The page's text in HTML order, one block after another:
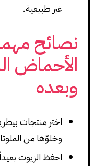
غير طبيعية.
نصائح
الأحماض
وبعده
اختر منتجات
وخلوّها من
احفظ الزيوت